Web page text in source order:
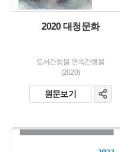
2020 대청문화
도서간행물 연속간행물
(2020)
원문보기